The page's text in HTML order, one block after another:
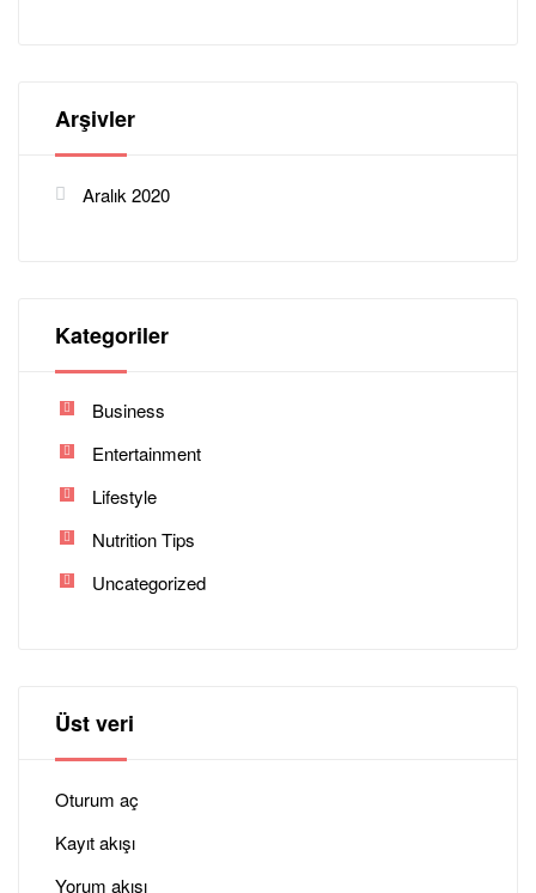
Arşivler
Aralık 2020
Kategoriler
Business
Entertainment
Lifestyle
Nutrition Tips
Uncategorized
Üst veri
Oturum aç
Kayıt akışı
Yorum akışı